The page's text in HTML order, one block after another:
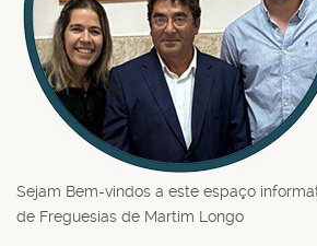
Sejam Bem-vindos a este espaço
de Freguesias de Martim Longo